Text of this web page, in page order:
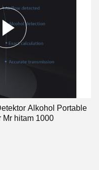
Alkohol Portable
Mr hitam 1000